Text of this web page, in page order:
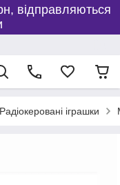
відправляються
Радіокеровані іграшки